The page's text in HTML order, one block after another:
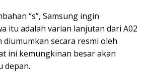
“s”, Samsung ingin
itu adalah varian lanjutan dari A02
secara resmi oleh
ini kemungkinan besar akan
depan.